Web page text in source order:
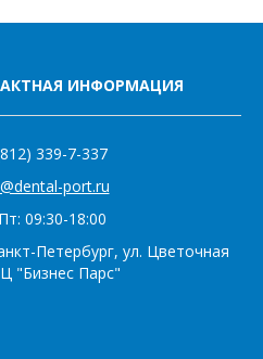
ИНФОРМАЦИЯ
339-7-337
port.ru
09:30-18:00
Петербург, ул. Цветочная
"Бизнес Парс"